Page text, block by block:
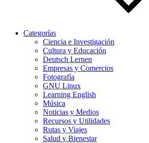
Categorías
Ciencia e Investigación
Cultura y Educación
Deutsch Lernen
Empresas y Comercios
Fotografía
GNU Linux
Learning English
Música
Noticias y Medios
Recursos y Utilidades
Rutas y Viajes
Salud y Bienestar